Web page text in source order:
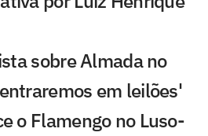
sobre Almada no
em leilões'
o Flamengo no Luso-